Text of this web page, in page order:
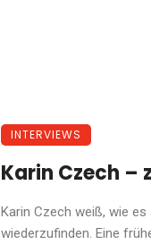
INTERVIEWS
Karin Czech –
Karin Czech weiß, wie
wiederzufinden. Eine